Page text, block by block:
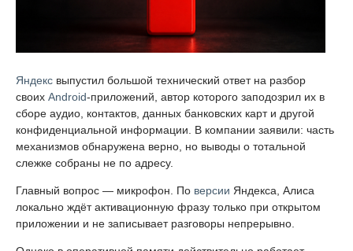
Яндекс выпустил большой технический ответ на разбор
своих Android-приложений, автор которого заподозрил их в
сборе аудио, контактов, данных банковских карт и другой
конфиденциальной информации. В компании заявили: часть
механизмов обнаружена верно, но выводы о тотальной
слежке собраны не по адресу.
Главный вопрос — микрофон. По версии Яндекса, Алиса
локально ждёт активационную фразу только при открытом
приложении и не записывает разговоры непрерывно.